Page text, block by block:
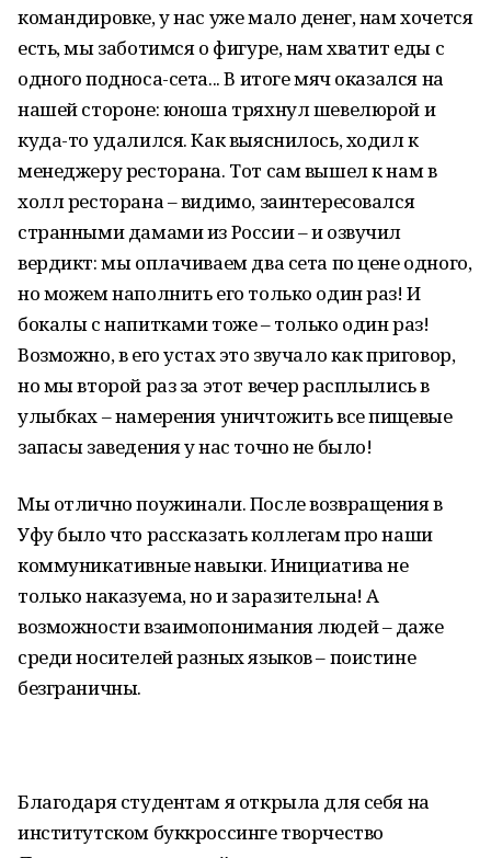
командировке, у нас уже мало денег, нам хочется
есть, мы заботимся о фигуре, нам хватит еды с
одного подноса-сета... В итоге мяч оказался на
нашей стороне: юноша тряхнул шевелюрой и
куда-то удалился. Как выяснилось, ходил к
менеджеру ресторана. Тот сам вышел к нам в
холл ресторана – видимо, заинтересовался
странными дамами из России – и озвучил
вердикт: мы оплачиваем два сета по цене одного,
но можем наполнить его только один раз! И
бокалы с напитками тоже – только один раз!
Возможно, в его устах это звучало как приговор,
но мы второй раз за этот вечер расплылись в
улыбках – намерения уничтожить все пищевые
запасы заведения у нас точно не было!
Мы отлично поужинали. После возвращения в
Уфу было что рассказать коллегам про наши
коммуникативные навыки. Инициатива не
только наказуема, но и заразительна! А
возможности взаимопонимания людей – даже
среди носителей разных языков – поистине
безграничны.
Благодаря студентам я открыла для себя на
институтском буккроссинге творчество